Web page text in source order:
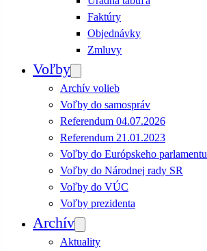
Faktúry
Objednávky
Zmluvy
Voľby
Archív volieb
Voľby do samospráv
Referendum 04.07.2026
Referendum 21.01.2023
Voľby do Európskeho parlamentu
Voľby do Národnej rady SR
Voľby do VÚC
Voľby prezidenta
Archív
Aktuality